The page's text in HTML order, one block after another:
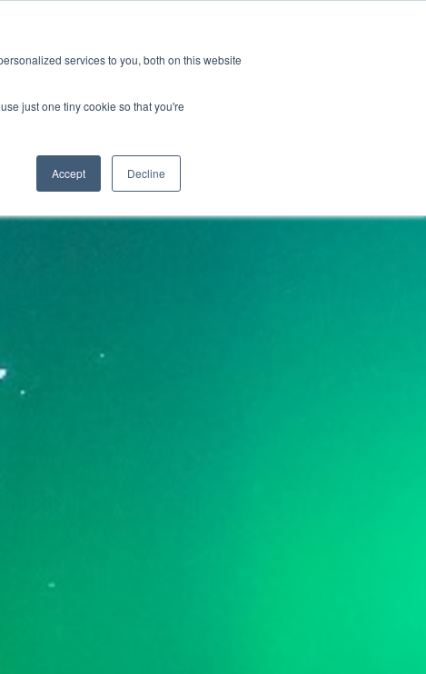
services to you, both on this website
just one tiny cookie so that you're
Accept Decline